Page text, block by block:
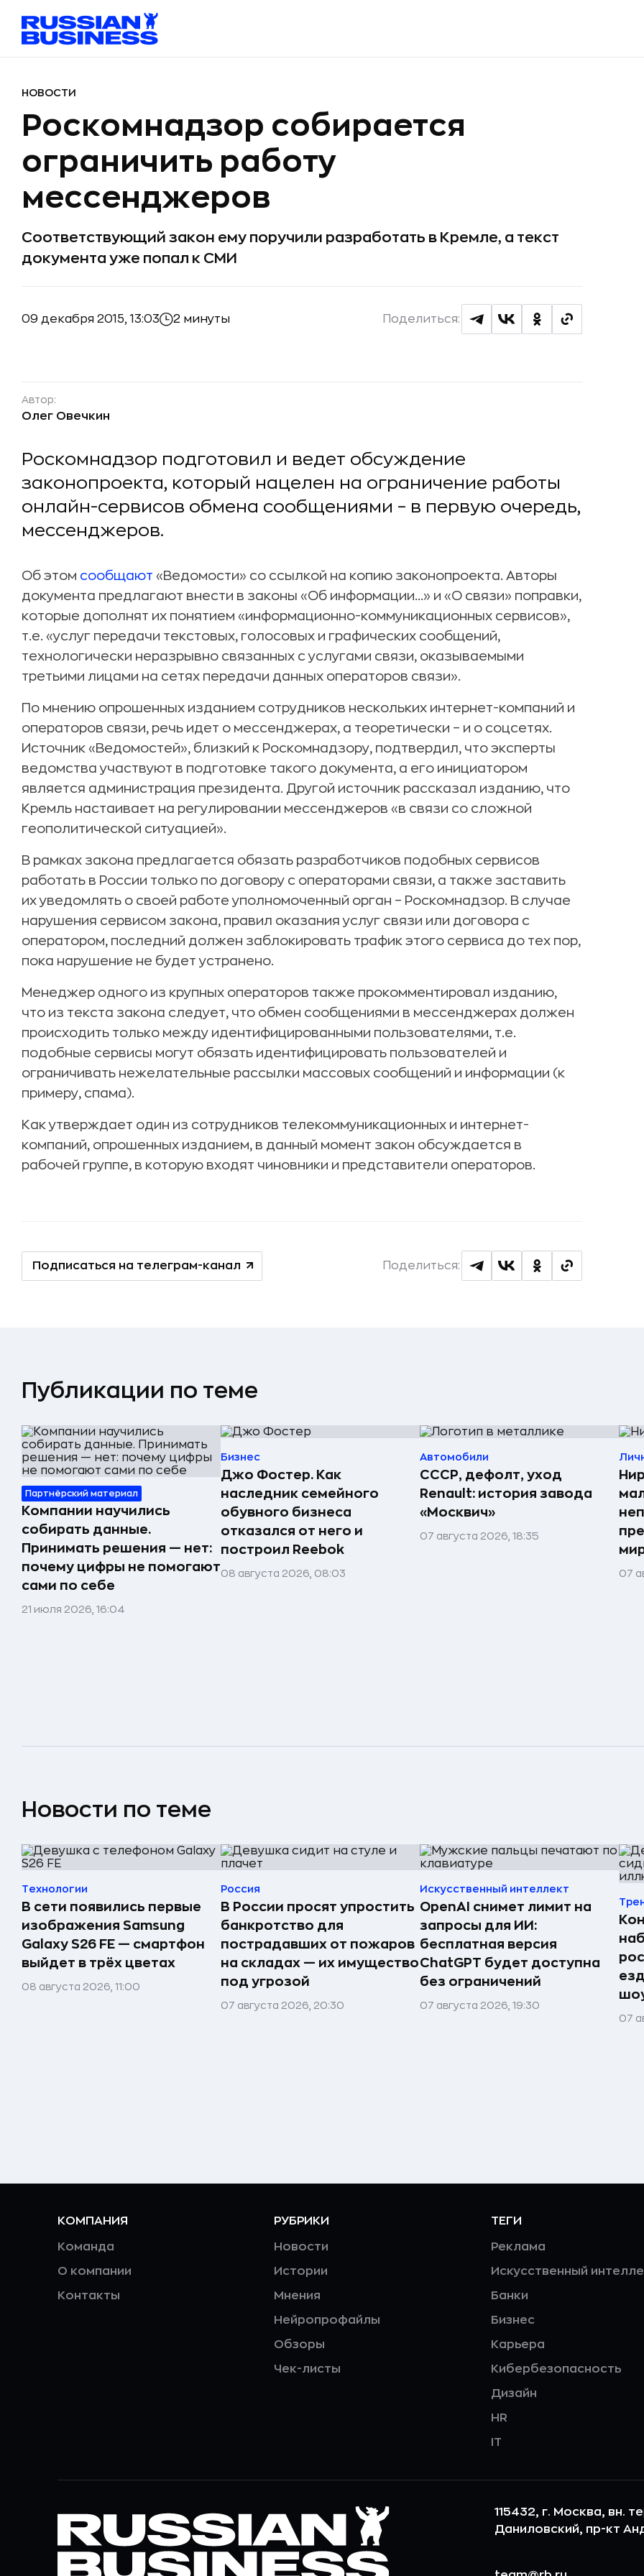
НОВОСТИ
Роскомнадзор собирается
ограничить работу
мессенджеров
Соответствующий закон ему поручили разработать в Кремле, а текст
документа уже попал к СМИ
09 декабря 2015, 13:03 2 минуты Поделиться:
Автор:
Олег Овечкин
Роскомнадзор подготовил и ведет обсуждение
законопроекта, который нацелен на ограничение работы
онлайн-сервисов обмена сообщениями – в первую очередь,
мессенджеров.
Об этом сообщают «Ведомости» со ссылкой на копию законопроекта. Авторы
документа предлагают внести в законы «Об информации...» и «О связи» поправки,
которые дополнят их понятием «информационно-коммуникационных сервисов»,
т.е. «услуг передачи текстовых, голосовых и графических сообщений,
технологически неразрывно связанных с услугами связи, оказываемыми
третьими лицами на сетях передачи данных операторов связи».
По мнению опрошенных изданием сотрудников нескольких интернет-компаний и
операторов связи, речь идет о мессенджерах, а теоретически – и о соцсетях.
Источник «Ведомостей», близкий к Роскомнадзору, подтвердил, что эксперты
ведомства участвуют в подготовке такого документа, а его инициатором
является администрация президента. Другой источник рассказал изданию, что
Кремль настаивает на регулировании мессенджеров «в связи со сложной
геополитической ситуацией».
В рамках закона предлагается обязать разработчиков подобных сервисов
работать в России только по договору с операторами связи, а также заставить
их уведомлять о своей работе уполномоченный орган – Роскомнадзор. В случае
нарушения сервисом закона, правил оказания услуг связи или договора с
оператором, последний должен заблокировать трафик этого сервиса до тех пор,
пока нарушение не будет устранено.
Менеджер одного из крупных операторов также прокомментировал изданию,
что из текста закона следует, что обмен сообщениями в мессенджерах должен
происходить только между идентифицированными пользователями, т.е.
подобные сервисы могут обязать идентифицировать пользователей и
ограничивать нежелательные рассылки массовых сообщений и информации (к
примеру, спама).
Как утверждает один из сотрудников телекоммуникационных и интернет-
компаний, опрошенных изданием, в данный момент закон обсуждается в
рабочей группе, в которую входят чиновники и представители операторов.
Подписаться на телеграм-канал Поделиться:
Публикации по теме
Партнёрский материал
Компании научились
собирать данные.
Принимать решения — нет:
почему цифры не помогают
сами по себе
21 июля 2026, 16:04
Бизнес
Джо Фостер. Как
наследник семейного
обувного бизнеса
отказался от него и
построил Reebok
08 августа 2026, 08:03
Автомобили
СССР, дефолт, уход
Renault: история завода
«Москвич»
07 августа 2026, 18:35
07
Новости по теме
Технологии
В сети появились первые
изображения Samsung
Galaxy S26 FE — смартфон
выйдет в трёх цветах
08 августа 2026, 11:00
Россия
В России просят упростить
банкротство для
пострадавших от пожаров
на складах — их имущество
под угрозой
07 августа 2026, 20:30
Искусственный интеллект
OpenAI снимет лимит на
запросы для ИИ:
бесплатная версия
ChatGPT будет доступна
без ограничений
07 августа 2026, 19:30
07
КОМПАНИЯ
Команда
О компании
Контакты
РУБРИКИ
Новости
Истории
Мнения
Нейропрофайлы
Обзоры
Чек-листы
ТЕГИ
Реклама
Искусственный
Банки
Бизнес
Карьера
Кибербезопасность
Дизайн
HR
IT
115432, г. Москва, вн.
Даниловский, пр-кт